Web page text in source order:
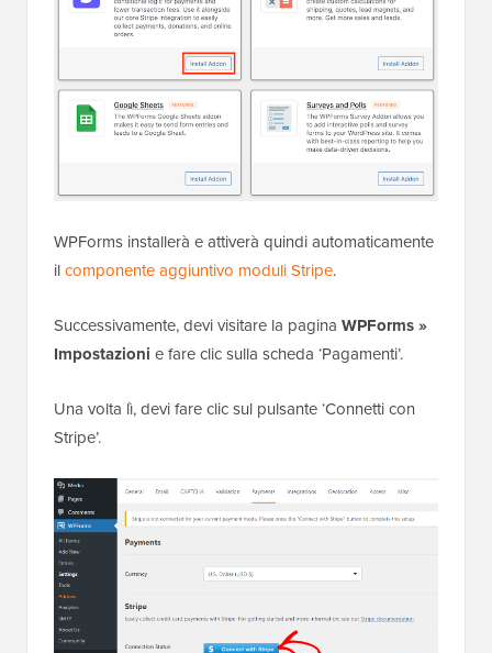
WPForms installerà e attiverà quindi automaticamente
ilcomponente aggiuntivo moduli Stripe.
Successivamente, devi visitare la pagina WPForms »
Impostazioni e fare clic sulla scheda ‘Pagamenti’.
Una volta lì, devi fare clic sul pulsante ‘Connetti con
Stripe’.